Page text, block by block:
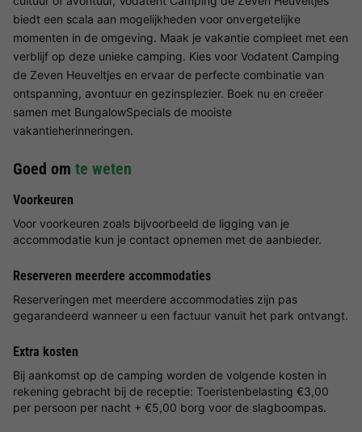
biedt een scala aan mogelijkheden voor onvergetelijke
momenten in de omgeving. Maak je vakantie compleet met een
verblijf op deze unieke camping. Kies voor Vodatent Camping
de Zeven Heuveltjes en ervaar de perfecte combinatie van
ontspanning, avontuur en gezinsplezier. Boek nu en creëer
samen met BungalowSpecials de mooiste
vakantieherinneringen.
Goed om te weten
Voorkeuren
Voor voorkeuren zoals bijvoorbeeld de ligging van je
accommodatie kun je contact opnemen met de aanbieder.
Reserveren meerdere accommodaties
Reserveringen met meerdere accommodaties zijn pas
gegarandeerd wanneer u een factuur vanuit het park ontvangt.
Extra kosten
Bij aankomst op de camping worden de volgende kosten in
rekening gebracht bij de receptie: Toeristenbelasting €3,00
per persoon per nacht + €5,00 borg voor de slagboompas.